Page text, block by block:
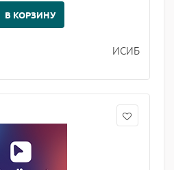
В КОРЗИНУ
ИСИБ